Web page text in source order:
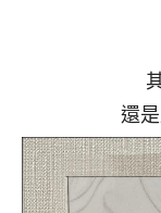
還